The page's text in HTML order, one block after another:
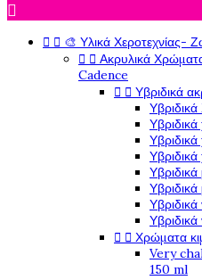

  🎨 Υλικά Χεροτεχνίας-
  Ακρυλικά
Cadence
  Υβριδικά
  Χρώματα
Very
150 ml